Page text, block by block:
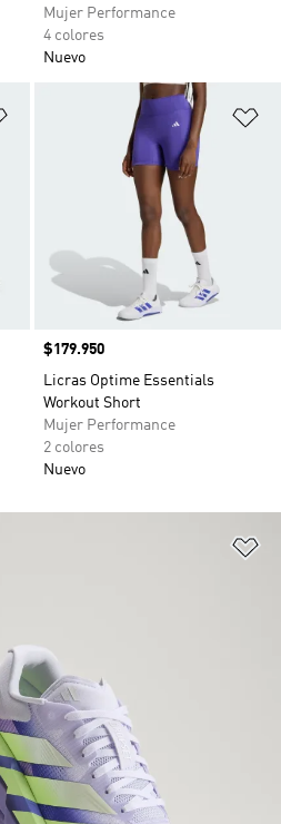
Mujer Performance
4 colores
Nuevo
Añadir a la lista de deseos
Precio
$179.950
Licras Optime Essentials
Workout Short
Mujer Performance
2 colores
Nuevo